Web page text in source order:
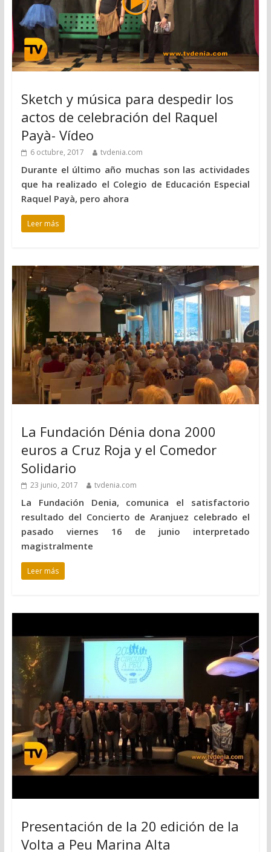
Sketch y música para despedir los
actos de celebración del Raquel
Payà- Vídeo
6 octubre, 2017 tvdenia.com
Durante el último año muchas son las actividades
que ha realizado el Colegio de Educación Especial
Raquel Payà, pero ahora
Leer más
La Fundación Dénia dona 2000
euros a Cruz Roja y el Comedor
Solidario
23 junio, 2017 tvdenia.com
La Fundación Denia, comunica el satisfactorio
resultado del Concierto de Aranjuez celebrado el
pasado viernes 16 de junio interpretado
magistralmente
Leer más
Presentación de la 20 edición de la
Volta a Peu Marina Alta